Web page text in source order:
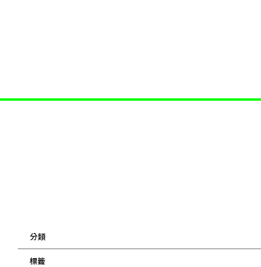
分類
標籤